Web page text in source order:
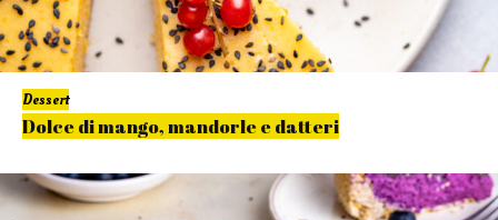
Dessert
Dolce di mango, mandorle e datteri